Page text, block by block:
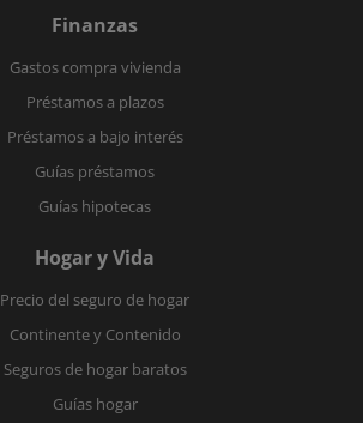
Finanzas
Gastos compra vivienda
Préstamos a plazos
Préstamos a bajo interés
Guías préstamos
Guías hipotecas
Hogar y Vida
Precio del seguro de hogar
Continente y Contenido
Seguros de hogar baratos
Guías hogar